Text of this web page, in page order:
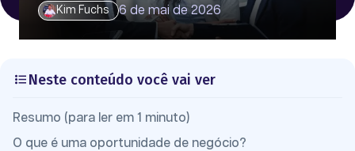
Kim Fuchs 6 de mai de 2026
Neste conteúdo você vai ver
Resumo (para ler em 1 minuto)
O que é uma oportunidade de negócio?